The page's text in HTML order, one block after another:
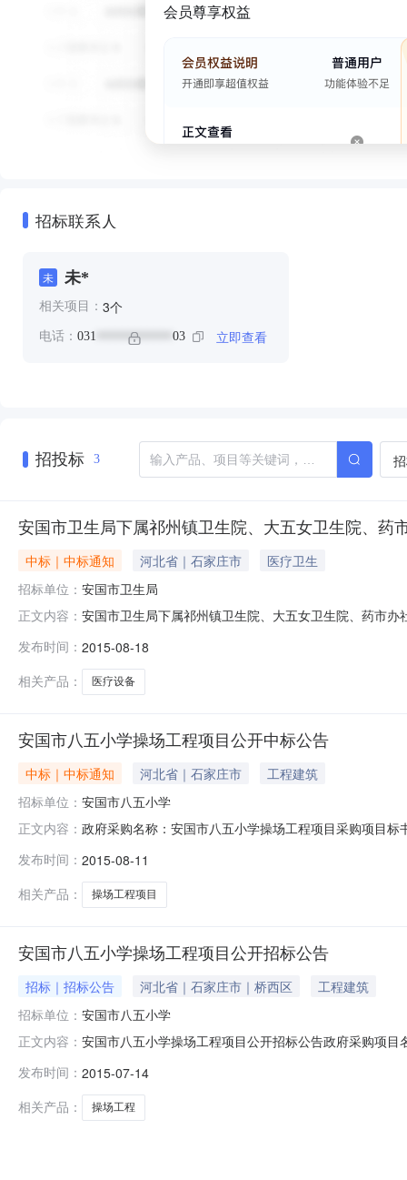
会员尊享权益
招标联系人
未 未*
相关项目： 3个
电话： 031 ************ 03 立即查看
招投标 3
安国市卫生局下属祁州镇卫生院、大五女卫生院、药
中标｜中标通知 河北省｜石家庄市
医疗卫生
招标单位： 安国市卫生局
正文内容： 安国市卫生局下属祁州镇卫生院、大五女卫生院、药市
司采购代理结构地址：石家庄市工农路558号采购代理
供货
发布时间： 2015-08-18
相关产品：
医疗设备
安国市八五小学操场工程项目公开中标公告
中标｜中标通知 河北省｜石家庄市
工程建筑
招标单位： 安国市八五小学
正文内容： 政府采购名称：安国市八五小学操场工程项目采购项目
小学操场工程项目实施地点：安国市八五小学招标公告
发布时间： 2015-08-11
相关产品：
操场工程项目
安国市八五小学操场工程项目公开招标公告
招标｜招标公告 河北省｜石家庄市｜桥西区
工程建筑
招标单位： 安国市八五小学
正文内容： 安国市八五小学操场工程项目公开招标公告政府采购项
方式：公开招标采购内容：安国市八五小学操场工程项
民共和
发布时间： 2015-07-14
相关产品：
操场工程